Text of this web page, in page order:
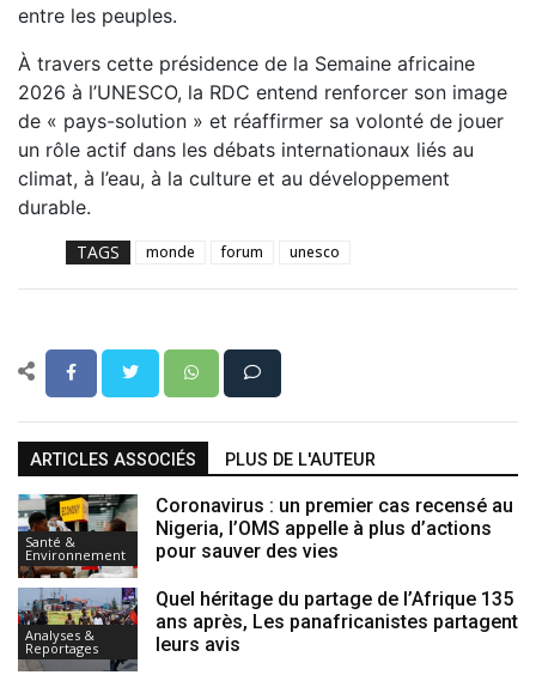
entre les peuples.
À travers cette présidence de la Semaine africaine
2026 à l’UNESCO, la RDC entend renforcer son image
de « pays-solution » et réaffirmer sa volonté de jouer
un rôle actif dans les débats internationaux liés au
climat, à l’eau, à la culture et au développement
durable.
TAGS monde forum unesco
ARTICLES ASSOCIÉS PLUS DE L'AUTEUR
Santé &
Environnement
Coronavirus : un premier cas recensé au
Nigeria, l’OMS appelle à plus d’actions
pour sauver des vies
Analyses &
Reportages
Quel héritage du partage de l’Afrique 135
ans après, Les panafricanistes partagent
leurs avis